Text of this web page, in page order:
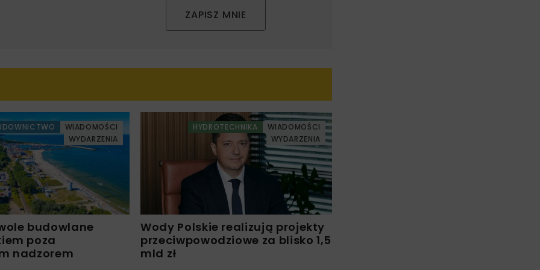
ZAPISZ MNIE
WIADOMOŚCI
WYDARZENIA
budowlane
poza
nadzorem
HYDROTECHNIKA
WIADOMOŚCI
WYDARZENIA
Wody Polskie realizują projekty
przeciwpowodziowe za blisko 1,5
mld zł